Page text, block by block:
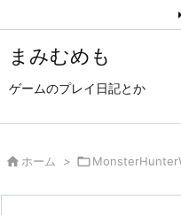
まみむめも
ゲームのプレイ日記とか
 ホーム > 